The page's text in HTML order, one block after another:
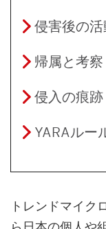
侵害後の活
帰属と考察
侵入の痕跡
YARAルー
トレンドマイク